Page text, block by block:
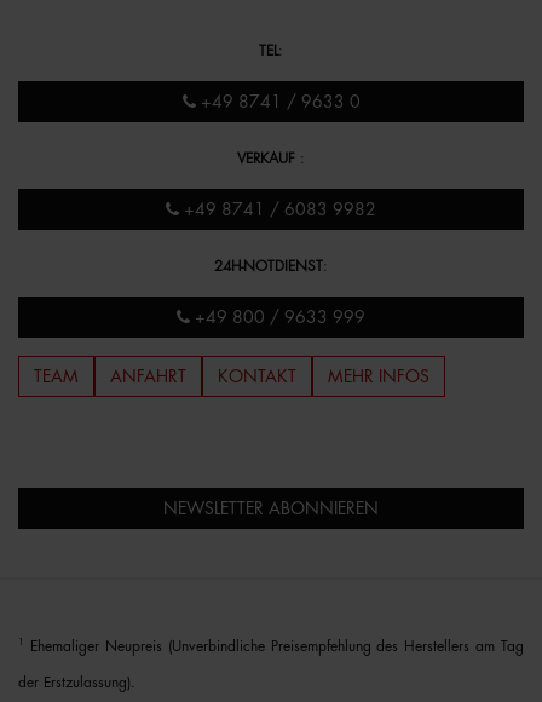
TEL :
+49 8741 / 9633 0
VERKAUF :
+49 8741 / 6083 9982
24H-NOTDIENST:
+49 800 / 9633 999
TEAM ANFAHRT KONTAKT MEHR INFOS
NEWSLETTER ABONNIEREN
Ehemaliger Neupreis (Unverbindliche Preisempfehlung des Herstellers am Tag
der Erstzulassung).